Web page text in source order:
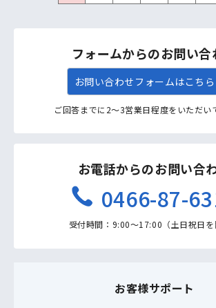
フォームからのお問い合
お問い合わせフォームはこちら
ご回答までに2〜3営業日程度をいただい
お電話からのお問い合
0466-87-
受付時間：9:00〜17:00（土日祝日を
お客様サポート